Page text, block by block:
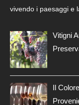
vivendo i paesaggi e
Vitigni
Il